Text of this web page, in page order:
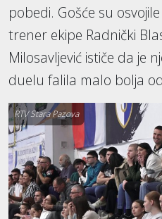
pobedi. Gošće su
trener ekipe Radnički
Milosavljević ističe da je
duelu falila malo bolja
RTV Stara Pazova